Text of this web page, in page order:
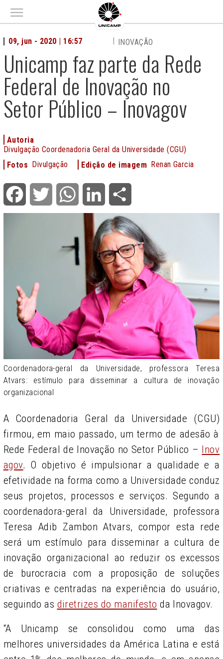
Main menu
Unicamp faz parte da Rede
Federal de Inovação no
Setor Público – Inovagov
09, jun - 2020 | 16:57 INOVAÇÃO
Autoria
Divulgação Coordenadoria Geral da Universidade (CGU)
Fotos Divulgação Edição de imagem Renan Garcia
Facebook Twitter WhatsApp LinkedIn
Coordenadora-geral da Universidade, professora Teresa
Atvars: estímulo para disseminar a cultura de inovação
organizacional
A Coordenadoria Geral da Universidade (CGU)
firmou, em maio passado, um termo de adesão à
Rede Federal de Inovação no Setor Público – Inov
agov.O objetivo é impulsionar a qualidade e a
efetividade na forma como a Universidade conduz
seus projetos, processos e serviços.Segundo a
coordenadora-geral da Universidade, professora
Teresa Adib Zambon Atvars, comporesta rede
será um estímulo para disseminar a cultura de
inovação organizacional ao reduzir os excessos
de burocracia com a proposição de soluções
criativas e centradas na experiência do usuário,
seguindoas diretrizes do manifesto da Inovagov.
“A Unicamp se consolidou como uma das
melhores universidades da América Latina e está